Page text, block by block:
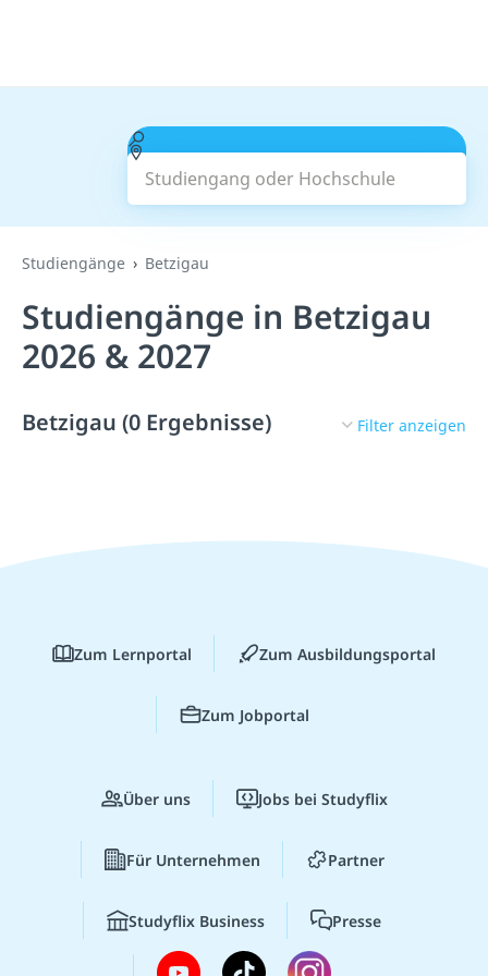
Studiengang oder Hochschule
Suchen
Studiengänge Betzigau
Studiengänge in Betzigau
2026 & 2027
Betzigau (0 Ergebnisse) Filter anzeigen
Zum Lernportal Zum Ausbildungsportal
Zum Jobportal
Über uns Jobs bei Studyflix
Für Unternehmen Partner
Studyflix Business Presse